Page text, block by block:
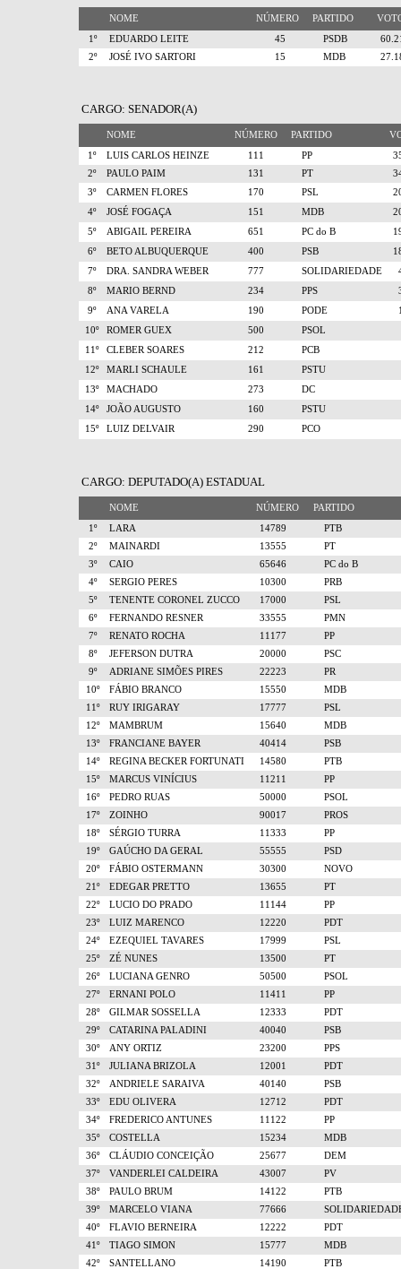
NOME NÚMERO PARTIDO
1º EDUARDO LEITE 45 PSDB
2º
JOSÉ IVO SARTORI 15 MDB
CARGO: SENADOR(A)
NOME NÚMERO PARTIDO
1º LUIS CARLOS HEINZE 111 PP
2º
PAULO PAIM 131 PT
3º
CARMEN FLORES 170 PSL
4º
JOSÉ FOGAÇA 151 MDB
5º
ABIGAIL PEREIRA 651 PC do B
6º
BETO ALBUQUERQUE 400 PSB
7º
DRA. SANDRA WEBER 777 SOLIDARIEDADE
8º
MARIO BERND 234 PPS
9º
ANA VARELA 190 PODE
10º
ROMER GUEX 500
PSOL
11º
CLEBER SOARES 212
PCB
12º
MARLI SCHAULE 161
PSTU
13º
MACHADO 273
DC
14º
JOÃO AUGUSTO 160
PSTU
15º
LUIZ DELVAIR 290 PCO
CARGO: DEPUTADO(A) ESTADUAL
NOME NÚMERO PARTIDO
1º LARA 14789
PTB
2º
MAINARDI 13555
PT
3º
CAIO 65646
PC do B
4º
SERGIO PERES 10300
PRB
5º
TENENTE CORONEL ZUCCO 17000
PSL
6º
FERNANDO RESNER 33555
PMN
7º
RENATO ROCHA 11177
PP
8º
JEFERSON DUTRA 20000
PSC
9º
ADRIANE SIMÕES PIRES 22223
PR
10º
FÁBIO BRANCO 15550
MDB
11º
RUY IRIGARAY 17777
PSL
12º
MAMBRUM 15640
MDB
13º
FRANCIANE BAYER 40414
PSB
14º
REGINA BECKER FORTUNATI 14580
PTB
15º
MARCUS VINÍCIUS 11211
PP
16º
PEDRO RUAS 50000
PSOL
17º
ZOINHO 90017
PROS
18º
SÉRGIO TURRA 11333
PP
19º
GAÚCHO DA GERAL 55555
PSD
20º
FÁBIO OSTERMANN 30300
NOVO
21º
EDEGAR PRETTO 13655
PT
22º
LUCIO DO PRADO 11144
PP
23º
LUIZ MARENCO 12220
PDT
24º
EZEQUIEL TAVARES 17999
PSL
25º
ZÉ NUNES 13500
PT
26º
LUCIANA GENRO 50500
PSOL
27º
ERNANI POLO 11411
PP
28º
GILMAR SOSSELLA 12333
PDT
29º
CATARINA PALADINI 40040
PSB
30º
ANY ORTIZ 23200
PPS
31º
JULIANA BRIZOLA 12001
PDT
32º
ANDRIELE SARAIVA 40140
PSB
33º
EDU OLIVERA 12712
PDT
34º
FREDERICO ANTUNES 11122
PP
35º
COSTELLA 15234
MDB
36º
CLÁUDIO CONCEIÇÃO 25677
DEM
37º
VANDERLEI CALDEIRA 43007
PV
38º
PAULO BRUM 14122
PTB
39º
MARCELO VIANA 77666
40º
FLAVIO BERNEIRA 12222
PDT
41º
TIAGO SIMON 15777
MDB
42º
SANTELLANO 14190
PTB